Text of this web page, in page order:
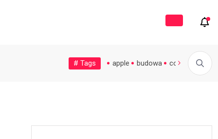
Małe, zapomniane miasteczka nad...
# Tags
sprzątanie world apple budowa colors